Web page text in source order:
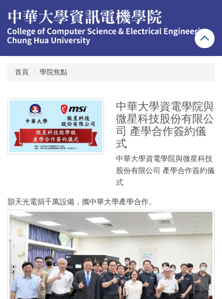
到
主
要
首頁 學院焦點
中華大學資電學院與
微星科技股份有限公
司 產學合作簽約儀
式
中華大學資電學院與微星科技
股份有限公司 產學合作簽約儀
式
顥天光電捐千萬設備，攜中華大學產學合作。